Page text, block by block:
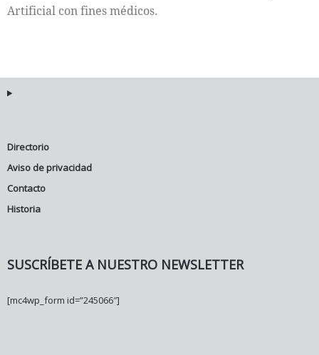
Artificial con fines médicos.
Directorio
Aviso de privacidad
Contacto
Historia
SUSCRÍBETE A NUESTRO NEWSLETTER
[mc4wp_form id=”245066″]